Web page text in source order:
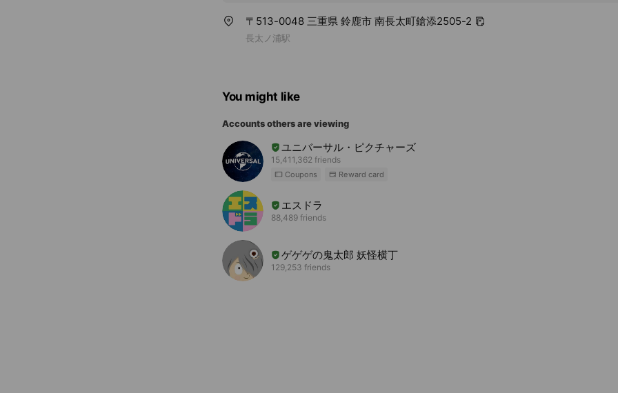
〒513-0048 三重県 鈴鹿市 南長太町鎗添2505-2
長太ノ浦駅
You might like
Accounts others are viewing
ユニバーサル・ピクチャーズ
15,411,362 friends
Coupons Reward card
エスドラ
88,489 friends
ゲゲゲの鬼太郎 妖怪横丁
129,253 friends